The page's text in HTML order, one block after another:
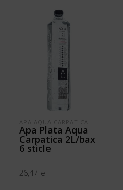
APA AQUA CARPATICA
Apa Plata Aqua
Carpatica 2L/bax
6 sticle
26,47 lei